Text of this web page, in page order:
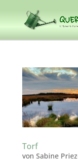
Torf
von Sabine